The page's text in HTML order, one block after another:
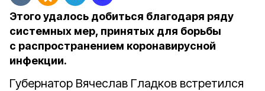
Этого удалось добиться благодаря ряду
системных мер, принятых для борьбы
с распространением коронавирусной
инфекции.
Губернатор Вячеслав Гладков встретился